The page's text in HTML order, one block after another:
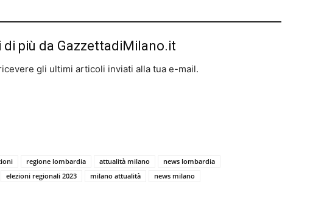
di più da GazzettadiMilano.it
gli ultimi articoli inviati alla tua e-mail.
regione lombardia attualità milano
news lombardia
elezioni regionali 2023 milano attualità news milano